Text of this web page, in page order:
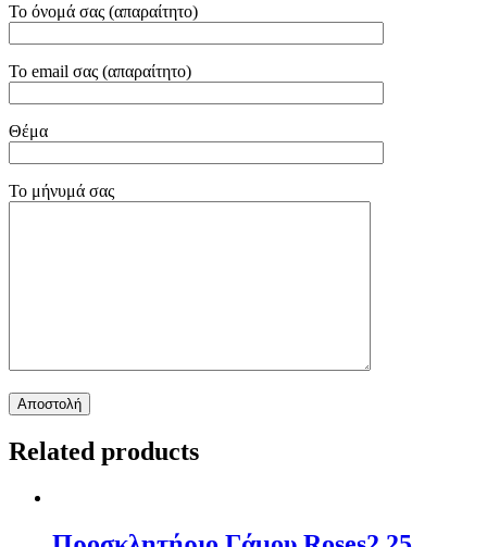
Το όνομά σας (απαραίτητο)
Το email σας (απαραίτητο)
Θέμα
Το μήνυμά σας
Related products